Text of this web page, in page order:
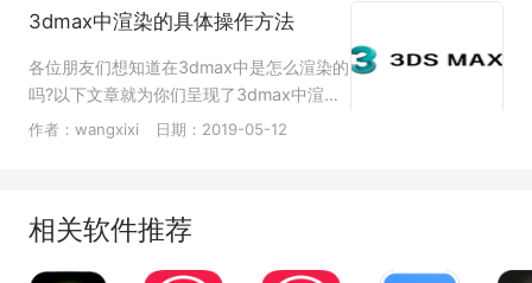
3dmax中渲染的具体操作方法
各位朋友们想知道在3dmax中是怎么渲染的
吗?以下文章就为你们呈现了3dmax中渲染
的具体操作方法，感兴趣的朋友快去下文看
作者：wangxixi 日期：2019-05-12
相关软件推荐